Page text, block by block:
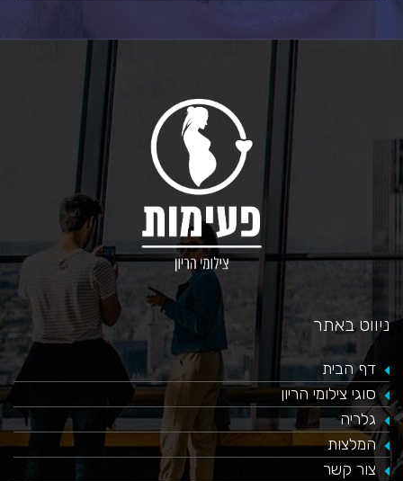
ניווט באתר
דף הבית
סוגי צילומי הריון
גלריה
המלצות
צור קשר